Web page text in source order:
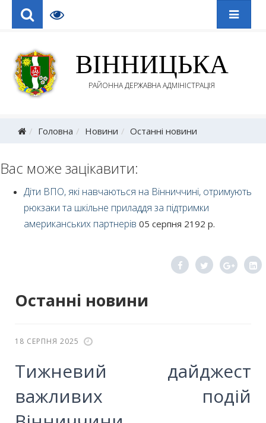
ВІННИЦЬКА
РАЙОННА ДЕРЖАВНА АДМІНІСТРАЦІЯ
Головна Новини Останні новини
Останні новини
18 СЕРПНЯ 2025
Тижневий дайджест
важливих подій
Вас може зацікавити:
Діти ВПО, які навчаються на Вінниччині, отримують
рюкзаки та шкільне приладдя за підтримки
американських партнерів 05 серпня 2192 р.